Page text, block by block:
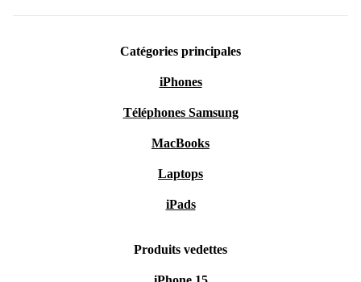
Catégories principales
iPhones
Téléphones Samsung
MacBooks
Laptops
iPads
Produits vedettes